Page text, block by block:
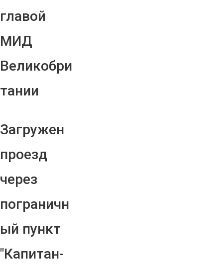
главой
МИД
Великобри
тании
Загружен
проезд
через
пограничн
ый пункт
"Капитан-